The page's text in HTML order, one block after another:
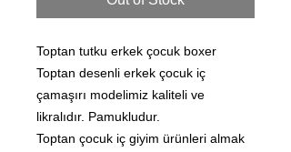
Toptan tutku erkek çocuk boxer
Toptan desenli erkek çocuk iç
çamaşırı modelimiz kaliteli ve
likralıdır. Pamukludur.
Toptan çocuk iç giyim ürünleri almak